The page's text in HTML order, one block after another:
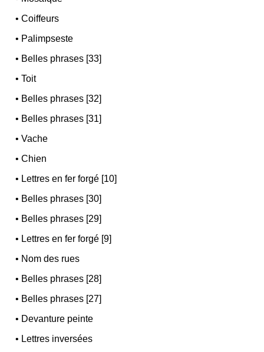
•Coiffeurs
• Palimpseste
• Belles phrases [33]
•Toit
• Belles phrases [32]
• Belles phrases [31]
•Vache
•Chien
• Lettres en fer forgé [10]
• Belles phrases [30]
• Belles phrases [29]
• Lettres en fer forgé [9]
• Nom des rues
• Belles phrases [28]
• Belles phrases [27]
• Devanture peinte
• Lettres inversées